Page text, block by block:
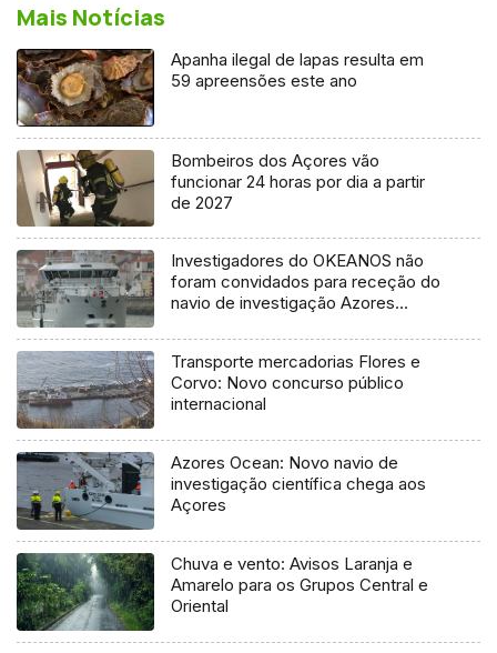
Mais Notícias
Apanha ilegal de lapas resulta em
59 apreensões este ano
Bombeiros dos Açores vão
funcionar 24 horas por dia a partir
de 2027
Investigadores do OKEANOS não
foram convidados para receção do
navio de investigação Azores
Transporte mercadorias Flores e
Corvo: Novo concurso público
internacional
Azores Ocean: Novo navio de
investigação científica chega aos
Açores
Chuva e vento: Avisos Laranja e
Amarelo para os Grupos Central e
Oriental